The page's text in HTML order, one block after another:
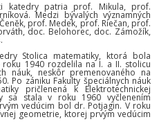
katedry patria prof. Mikula, prof.
Medzi bývalých významných
prof. Medek, prof. Riečan, prof.
doc. Belohorec, doc. Zámožík,
Stolica matematiky, ktorá bola
1940 rozdelila na I. a II. stolicu
náuk, neskôr premenovaného na
Po zániku Fakulty špeciálnych náuk
pričlenená k Elektrotechnickej
sa stala v roku 1960 vyčlenením
vedúcim bol dr. Potjagin. V roku
geometrie, ktorej prvým vedúcim